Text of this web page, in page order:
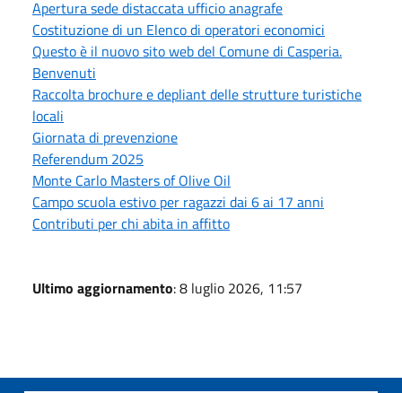
Apertura sede distaccata ufficio anagrafe
Costituzione di un Elenco di operatori economici
Questo è il nuovo sito web del Comune di Casperia.
Benvenuti
Raccolta brochure e depliant delle strutture turistiche
locali
Giornata di prevenzione
Referendum 2025
Monte Carlo Masters of Olive Oil
Campo scuola estivo per ragazzi dai 6 ai 17 anni
Contributi per chi abita in affitto
Ultimo aggiornamento: 8 luglio 2026, 11:57